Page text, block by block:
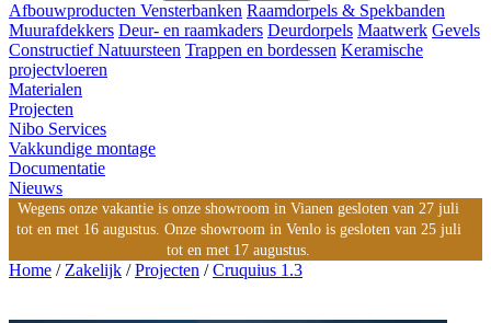
Afbouwproducten Vensterbanken Raamdorpels & Spekbanden
Muurafdekkers Deur- en raamkaders Deurdorpels Maatwerk Gevels
Constructief Natuursteen Trappen en bordessen Keramische
projectvloeren
Materialen
Projecten
Nibo Services
Vakkundige montage
Documentatie
Nieuws
Wegens onze vakantie is onze showroom in Vianen gesloten van 27 juli
tot en met 16 augustus. Onze showroom in Venlo is gesloten van 25 juli
tot en met 17 augustus.
Home / Zakelijk /Projecten /Cruquius 1.3